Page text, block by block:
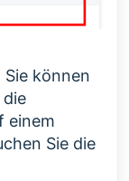
können
die
einem
Sie die